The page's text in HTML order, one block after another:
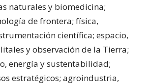
naturales y biomedicina;
de frontera; física,
científica; espacio,
y observación de la Tierra;
energía y sustentabilidad;
estratégicos; agroindustria,